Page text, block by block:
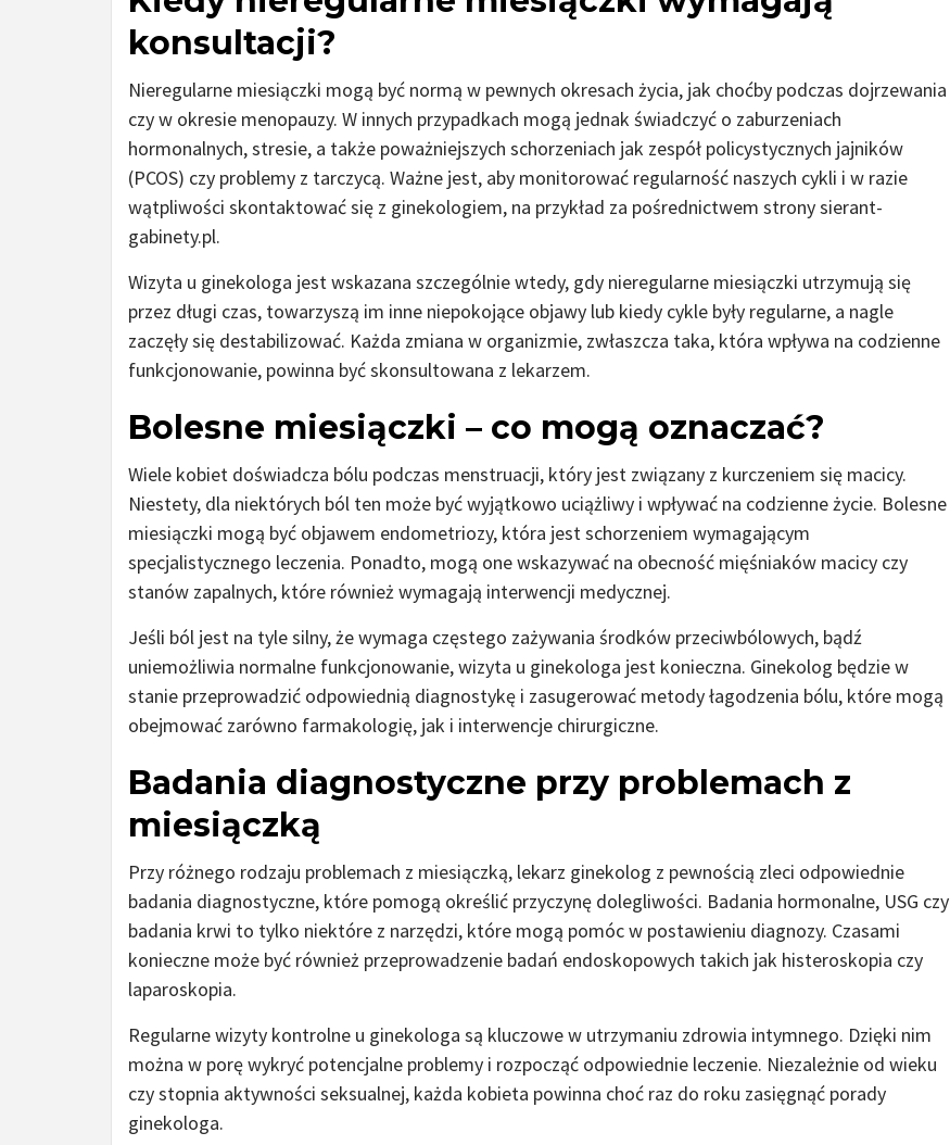
konsultacji?
Nieregularne miesiączki mogą być normą w pewnych okresach życia, jak choćby podczas dojrzewania
czy w okresie menopauzy. W innych przypadkach mogą jednak świadczyć o zaburzeniach
hormonalnych, stresie, a także poważniejszych schorzeniach jak zespół policystycznych jajników
(PCOS) czy problemy z tarczycą. Ważne jest, aby monitorować regularność naszych cykli i w razie
wątpliwości skontaktować się z ginekologiem, na przykład za pośrednictwem strony sierant-
gabinety.pl.
Wizyta u ginekologa jest wskazana szczególnie wtedy, gdy nieregularne miesiączki utrzymują się
przez długi czas, towarzyszą im inne niepokojące objawy lub kiedy cykle były regularne, a nagle
zaczęły się destabilizować. Każda zmiana w organizmie, zwłaszcza taka, która wpływa na codzienne
funkcjonowanie, powinna być skonsultowana z lekarzem.
Bolesne miesiączki – co mogą oznaczać?
Wiele kobiet doświadcza bólu podczas menstruacji, który jest związany z kurczeniem się macicy.
Niestety, dla niektórych ból ten może być wyjątkowo uciążliwy i wpływać na codzienne życie. Bolesne
miesiączki mogą być objawem endometriozy, która jest schorzeniem wymagającym
specjalistycznego leczenia. Ponadto, mogą one wskazywać na obecność mięśniaków macicy czy
stanów zapalnych, które również wymagają interwencji medycznej.
Jeśli ból jest na tyle silny, że wymaga częstego zażywania środków przeciwbólowych, bądź
uniemożliwia normalne funkcjonowanie, wizyta u ginekologa jest konieczna. Ginekolog będzie w
stanie przeprowadzić odpowiednią diagnostykę i zasugerować metody łagodzenia bólu, które mogą
obejmować zarówno farmakologię, jak i interwencje chirurgiczne.
Badania diagnostyczne przy problemach z
miesiączką
Przy różnego rodzaju problemach z miesiączką, lekarz ginekolog z pewnością zleci odpowiednie
badania diagnostyczne, które pomogą określić przyczynę dolegliwości. Badania hormonalne, USG czy
badania krwi to tylko niektóre z narzędzi, które mogą pomóc w postawieniu diagnozy. Czasami
konieczne może być również przeprowadzenie badań endoskopowych takich jak histeroskopia czy
laparoskopia.
Regularne wizyty kontrolne u ginekologa są kluczowe w utrzymaniu zdrowia intymnego. Dzięki nim
można w porę wykryć potencjalne problemy i rozpocząć odpowiednie leczenie. Niezależnie od wieku
czy stopnia aktywności seksualnej, każda kobieta powinna choć raz do roku zasięgnąć porady
ginekologa.